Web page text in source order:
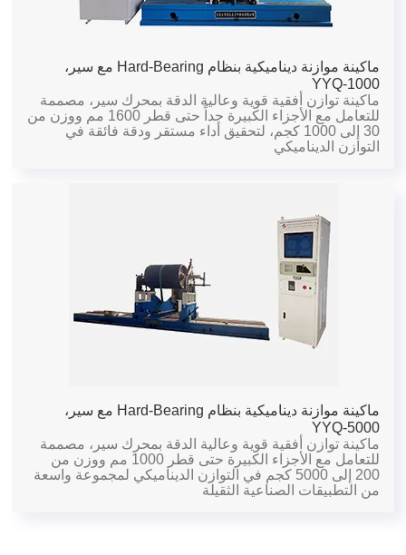
ماكينة موازنة ديناميكية بنظام Hard-Bearing مع سير،
YYQ-1000
ماكينة توازن أفقية قوية وعالية الدقة بمحرك سير، مصممة
للتعامل مع الأجزاء الكبيرة جداً حتى قطر 1600 مم ووزن من
30 إلى 1000 كجم، لتحقيق أداء مستقر ودقة فائقة في
التوازن الديناميكي
ماكينة موازنة ديناميكية بنظام Hard-Bearing مع سير،
YYQ-5000
ماكينة توازن أفقية قوية وعالية الدقة بمحرك سير، مصممة
للتعامل مع الأجزاء الكبيرة حتى قطر 1000 مم ووزن من
200 إلى 5000 كجم في التوازن الديناميكي لمجموعة واسعة
من التطبيقات الصناعية الثقيلة